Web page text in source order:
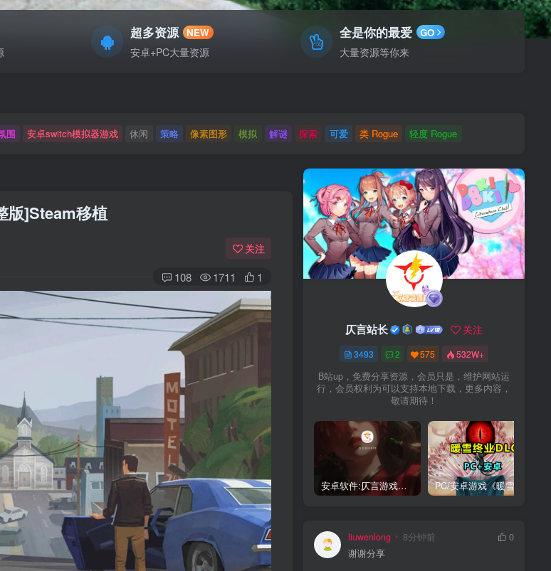
超多资源 NEW
安卓+PC大量资源
全是你的最爱 GO
大量资源等你来
围 安卓switch模拟器游戏 休闲 策略 像素图形 模拟 解谜 探索 可爱 类 Rogue 轻度 Rogue
版]Steam移植
关注
108 1711 1
仄言站长 关注
3493 2 575 532W+
B站up，免费分享资源，会员只是，维护网站运
行，会员权利为可以支持本地下载，更多内容，
敬请期待！
安卓软件:仄言游戏库4.0APP全新上架了！没有下的赶紧下载呀！
liuwenlong 8分钟前
0
谢谢分享